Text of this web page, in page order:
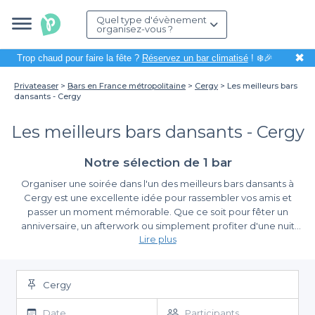
Quel type d'évènement
organisez-vous ?
Trop chaud pour faire la fête ? Réservez un bar climatisé! ❄️🎉 ✖
Privateaser Bars en France métropolitaine Cergy
Les meilleurs bars
dansants - Cergy
Les meilleurs bars dansants - Cergy
Notre sélection de 1 bar
Organiser une soirée dans l'un des meilleurs bars dansants à
Cergy est une excellente idée pour rassembler vos amis et
passer un moment mémorable. Que ce soit pour fêter un
anniversaire, un afterwork ou simplement profiter d'une nuit
animée, les bars dansants de Cergy offrent une ambiance festive
large sélection de lieux, vous pouvez choisir un bar qui
correspond à vos goûts et à vos attentes.
Simplifiez vos réservations avec Privateaser
En utilisant notre plateforme, la réservation de votre soirée
Lire plus
Cergy